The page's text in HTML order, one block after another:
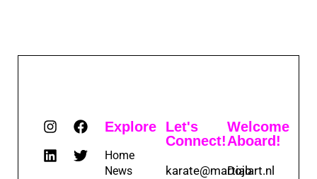
Explore
Home
News
Let's
Connect!
karate@martialart.nl
Welcome
Aboard!
Dojo